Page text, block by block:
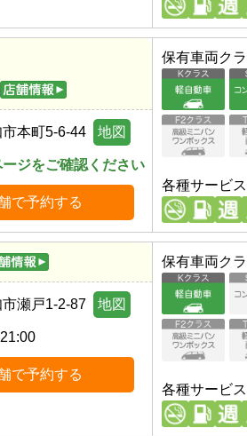
本町5-6-44 地図
ージをご確認ください
で予約する
保有車両ク
各種サービス
瀬戸1-2-87 地図
で予約する
保有車両ク
各種サービス